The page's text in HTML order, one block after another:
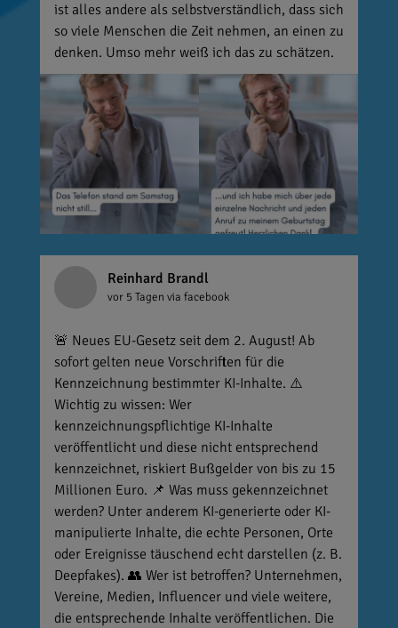
ist alles andere als selbstverständlich, dass sich
so viele Menschen die Zeit nehmen, an einen zu
denken. Umso mehr weiß ich das zu schätzen.
Reinhard Brandl
vor 5 Tagen via facebook
🚨 Neues EU-Gesetz seit dem 2. August! Ab
sofort gelten neue Vorschriften für die
Kennzeichnung bestimmter KI-Inhalte. ⚠️
Wichtig zu wissen: Wer
kennzeichnungspflichtige KI-Inhalte
veröffentlicht und diese nicht entsprechend
kennzeichnet, riskiert Bußgelder von bis zu 15
Millionen Euro. 📌 Was muss gekennzeichnet
werden? Unter anderem KI-generierte oder KI-
manipulierte Inhalte, die echte Personen, Orte
oder Ereignisse täuschend echt darstellen (z. B.
Deepfakes). 👥 Wer ist betroffen? Unternehmen,
Vereine, Medien, Influencer und viele weitere,
die entsprechende Inhalte veröffentlichen. Die